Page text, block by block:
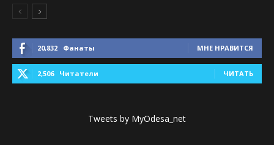
20,832 Фанаты МНЕ НРАВИТСЯ
2,506 Читатели ЧИТАТЬ
Tweets by MyOdesa_net